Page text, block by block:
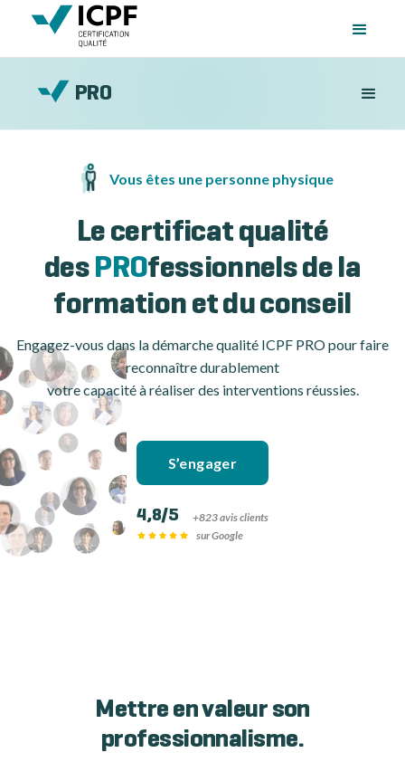
PRO
Vous êtes une personne physique
Le certificat qualité
des PROfessionnels de la
formation et du conseil
Engagez-vous dans la démarche qualité ICPF PRO pour faire
reconnaître durablement
votre capacité à réaliser des interventions réussies.
S’engager
4,8/5
+823 avis clients
sur Google
Mettre en valeur son
professionnalisme.